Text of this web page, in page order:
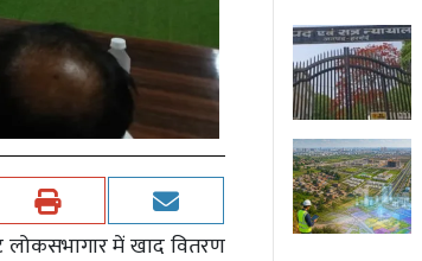
लोकसभागार में खाद वितरण